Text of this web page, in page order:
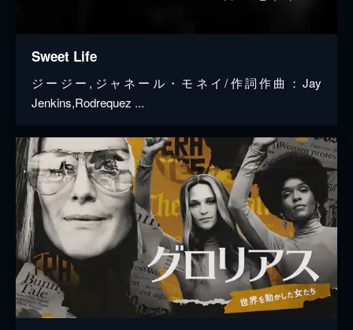
Sweet Life
ジージー,ジャネール・モネイ/作詞作曲：Jay
Jenkins,Rodrequez ...